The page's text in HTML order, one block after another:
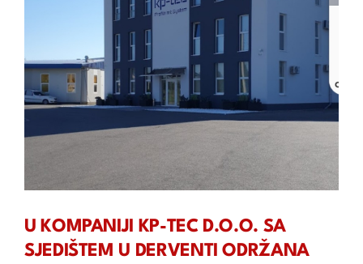
U KOMPANIJI KP-TEC D.O.O. SA
SJEDIŠTEM U DERVENTI ODRŽANA